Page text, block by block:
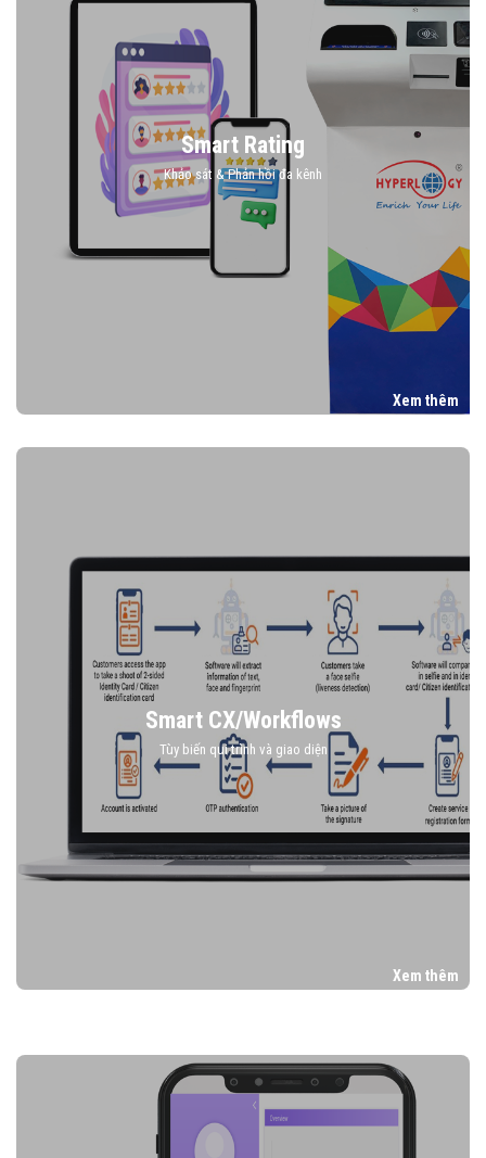
Smart Rating
Khảo sát & Phản hồi đa kênh
Xem thêm
Smart CX/Workflows
Tùy biến qui trình và giao diện
Xem thêm